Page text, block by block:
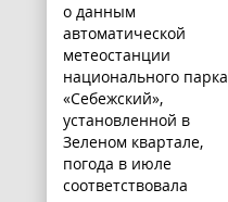
о данным
автоматической
метеостанции
национального парка
«Себежский»,
установленной в
Зеленом квартале,
погода в июле
соответствовала